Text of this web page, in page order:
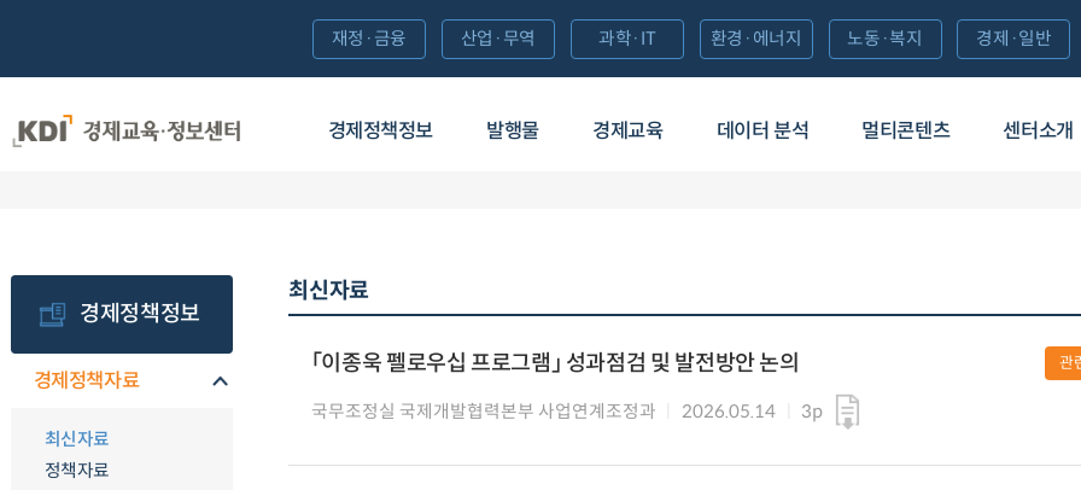
경제정책정보 발행물 경제교육 데이터 분석 멀티콘텐츠 센터소개
재정·금융 산업·무역 과학·IT 환경·에너지 노동·복지 경제·일반
경제정책정보
경제정책자료
최신자료
정책자료
최신자료
「이종욱 펠로우십 프로그램」 성과점검 및 발전방안 논의
국무조정실 국제개발협력본부 사업연계조정과 2026.05.14 3p
관